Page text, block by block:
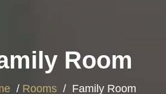
Room
/ Rooms/ Family Room